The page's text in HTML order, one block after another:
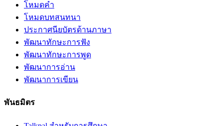
โหมดคำ
โหมดบทสนทนา
ประกาศนียบัตรด้านภาษา
พัฒนาทักษะการฟัง
พัฒนาทักษะการพูด
พัฒนาการอ่าน
พัฒนาการเขียน
พันธมิตร